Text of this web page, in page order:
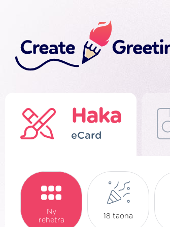
Haka
eCard
Ny
rehetra
18 taona